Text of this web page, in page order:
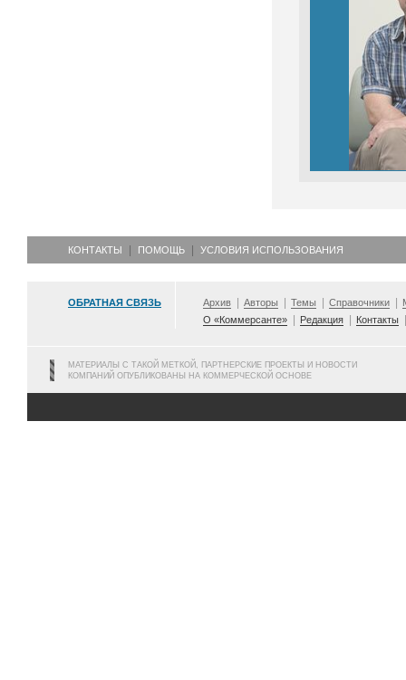
КОНТАКТЫ ПОМОЩЬ УСЛОВИЯ ИСПОЛЬЗОВАНИЯ
ОБРАТНАЯ СВЯЗЬ Архив Авторы Темы Справочники
О «Коммерсанте»
Редакция Контакты
МАТЕРИАЛЫ С ТАКОЙ МЕТКОЙ, ПАРТНЕРСКИЕ ПРОЕКТЫ И НОВОСТИ
КОМПАНИЙ ОПУБЛИКОВАНЫ НА КОММЕРЧЕСКОЙ ОСНОВЕ